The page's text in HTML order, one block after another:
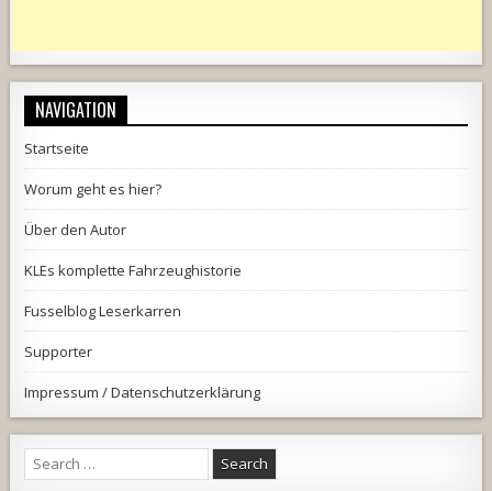
NAVIGATION
Startseite
Worum geht es hier?
Über den Autor
KLEs komplette Fahrzeughistorie
Fusselblog Leserkarren
Supporter
Impressum / Datenschutzerklärung
Search
for: